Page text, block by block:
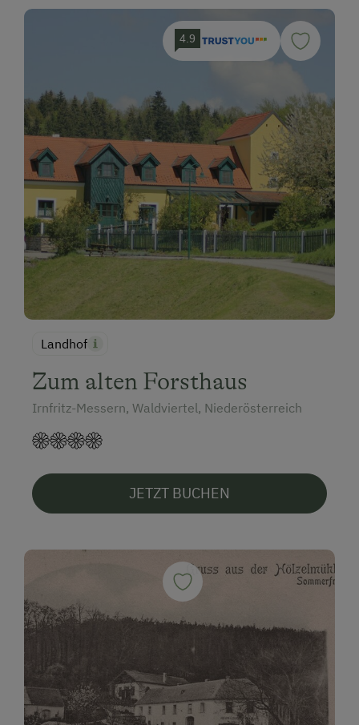
4.9
Landhof
Zum alten Forsthaus
Irnfritz-Messern, Waldviertel, Niederösterreich
JETZT BUCHEN